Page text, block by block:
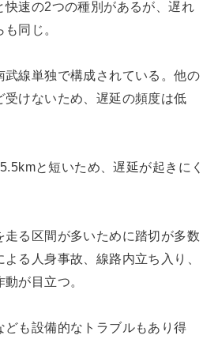
快速の2つの種別があるが、遅れ
同じ。
武線単独で構成されている。他の
受けないため、遅延の頻度は低
と短いため、遅延が起きにく
走る区間が多いために踏切が多数
る人身事故、線路内立ち入り、
が目立つ。
ども設備的なトラブルもあり得